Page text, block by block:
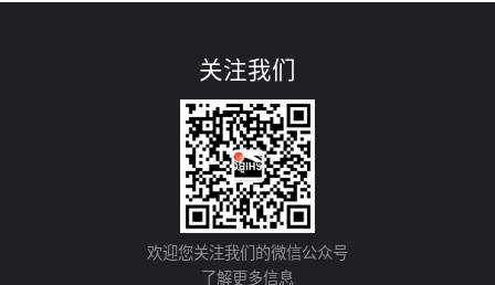
关注我们
欢迎您关注我们的微信公众号
了解更多信息